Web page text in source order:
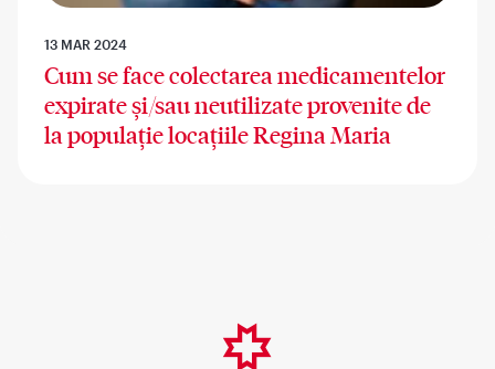
13 MAR 2024
Cum se face colectarea medicamentelor
expirate și/sau neutilizate provenite de
la populație locațiile Regina Maria